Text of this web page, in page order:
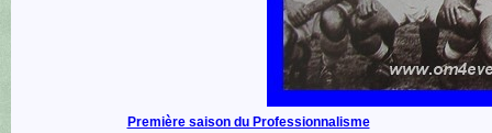
Première saison du Professionnalisme